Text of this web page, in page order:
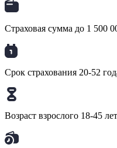
Страховая сумма до 1 500
Срок страхования 20-52
Возраст взрослого 18-45 лет